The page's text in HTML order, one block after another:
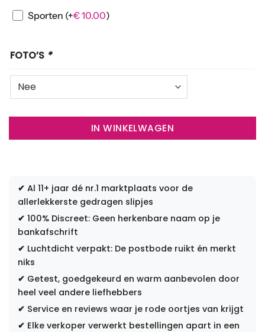
Sporten (+€10.00)
FOTO’S *
IN WINKELWAGEN
✔ Al 11+ jaar dé nr.1 marktplaats voor de
allerlekkerste gedragen slipjes
✔ 100% Discreet: Geen herkenbare naam op je
bankafschrift
✔ Luchtdicht verpakt: De postbode ruikt én merkt
niks
✔ Getest, goedgekeurd en warm aanbevolen door
heel veel andere liefhebbers
✔ Service en reviews waar je rode oortjes van krijgt
✔ Elke verkoper verwerkt bestellingen apart in een